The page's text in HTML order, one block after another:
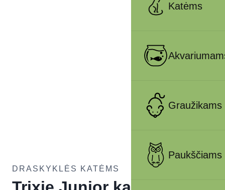
Katėms
Graužikams
Paukščiams
DRASKYKLĖS KATĖMS